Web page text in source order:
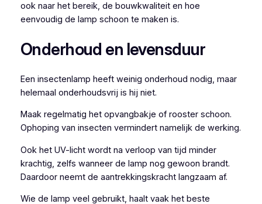
ook naar het bereik, de bouwkwaliteit en hoe
eenvoudig de lamp schoon te maken is.
Onderhoud en levensduur
Een insectenlamp heeft weinig onderhoud nodig, maar
helemaal onderhoudsvrij is hij niet.
Maak regelmatig het opvangbakje of rooster schoon.
Ophoping van insecten vermindert namelijk de werking.
Ook het UV-licht wordt na verloop van tijd minder
krachtig, zelfs wanneer de lamp nog gewoon brandt.
Daardoor neemt de aantrekkingskracht langzaam af.
Wie de lamp veel gebruikt, haalt vaak het beste